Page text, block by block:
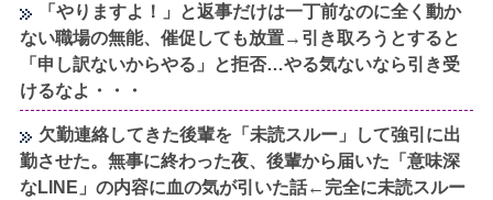
「やりますよ！」と返事だけは一丁前なのに全く動か
ない職場の無能、催促しても放置→引き取ろうとすると
「申し訳ないからやる」と拒否…やる気ないなら引き受
けるなよ・・・
欠勤連絡してきた後輩を「未読スルー」して強引に出
勤させた。無事に終わった夜、後輩から届いた「意味深
なLINE」の内容に血の気が引いた話←完全に未読スルー